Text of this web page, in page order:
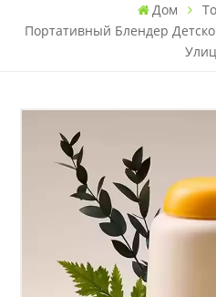
Дом
Портативный Блендер